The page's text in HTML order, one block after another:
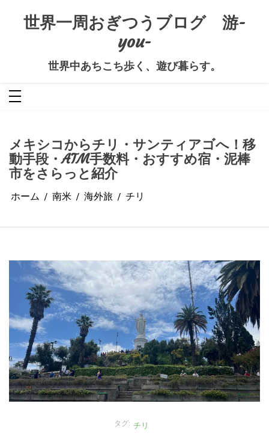
世界一周おぎつうブログ 游-
you-
世界中あちこち歩く、遊び暮らす。
メキシコからチリ・サンティアゴへ！移
動手段・ATM手数料・おすすめ宿・泥棒
市をさらっと紹介
ホーム 南米 海外旅 チリ
タグ: チリ